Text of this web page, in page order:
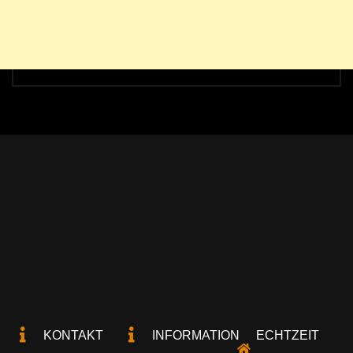
KONTAKT INFORMATION ECHTZEIT